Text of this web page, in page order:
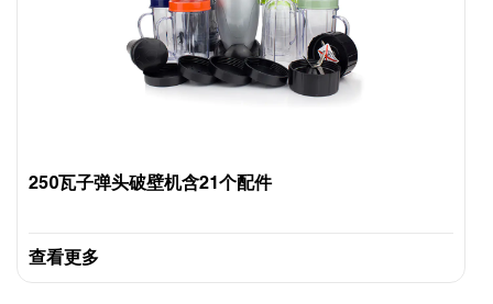
250瓦子弹头破壁机含21个配件
查看更多